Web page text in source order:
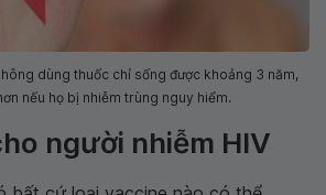
dùng thuốc chỉ sống được khoảng 3 năm,
nếu họ bị nhiễm trùng nguy hiểm.
người nhiễm HIV